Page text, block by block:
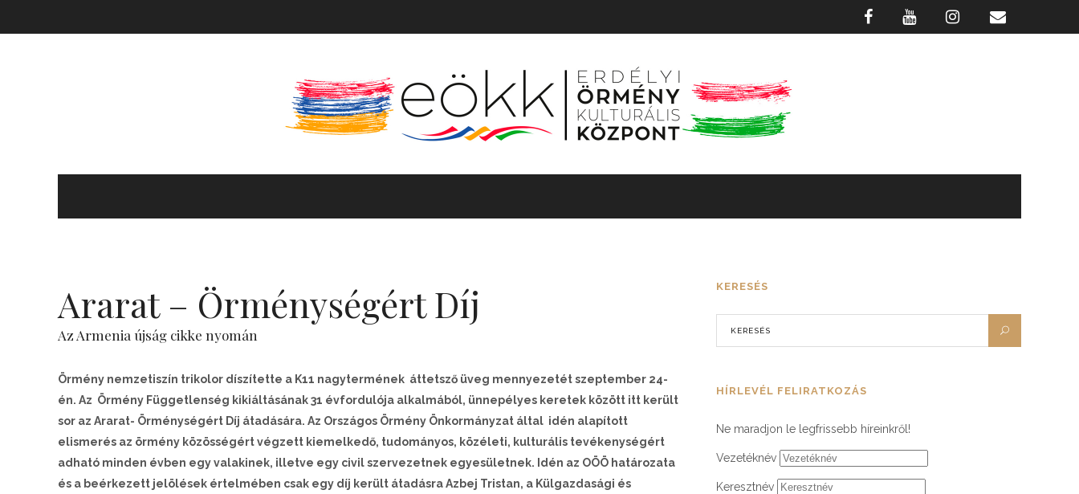
Ararat – Örménységért Díj
Az Armenia újság cikke nyomán
Örmény nemzetiszín trikolor díszítette a K11 nagytermének áttetsző üveg mennyezetét szeptember 24-
én. Az Örmény Függetlenség kikiáltásának 31 évfordulója alkalmából, ünnepélyes keretek között itt került
sor az Ararat- Örménységért Díj átadására. Az Országos Örmény Önkormányzat által idén alapított
elismerés az örmény közösségért végzett kiemelkedő, tudományos, közéleti, kulturális tevékenységért
adható minden évben egy valakinek, illetve egy civil szervezetnek egyesületnek. Idén az OÖÖ határozata
és a beérkezett jelölések értelmében csak egy díj került átadásra Azbej Tristan, a Külgazdasági és
KERESÉS
HÍRLEVÉL FELIRATKOZÁS
Ne maradjon le legfrissebb híreinkről!
Vezetéknév
Keresztnév